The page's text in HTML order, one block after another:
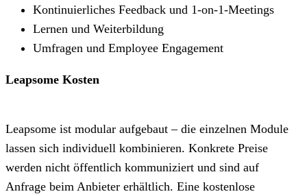
Kontinuierliches Feedback und 1-on-1-Meetings
Lernen und Weiterbildung
Umfragen und Employee Engagement
Leapsome Kosten
Leapsome ist modular aufgebaut – die einzelnen Module
lassen sich individuell kombinieren. Konkrete Preise
werden nicht öffentlich kommuniziert und sind auf
Anfrage beim Anbieter erhältlich. Eine kostenlose